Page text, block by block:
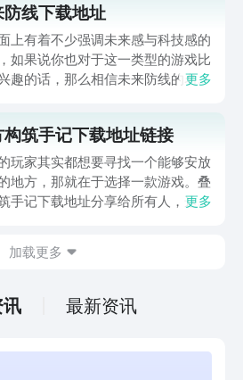
防线下载地址
上有着不少强调未来感与科技感的
如果说你也对于这一类型的游戏比
趣的话，那么相信未来防线的名字
，在最近这款游戏的热度非常之
论是先进前卫的背景设定，还是紧
的战斗玩法，都吸引着不少同学的
你是否也想要提前进行预约，方便
更多
构筑手记下载地址链接
玩家其实都想要寻找一个能够安放
地方，那就在于选择一款游戏。叠
手记下载地址分享给所有人，这一
如果大家想要下载这款游戏，其实方
的主要乐趣吧。
更多
加载更多
最新资讯